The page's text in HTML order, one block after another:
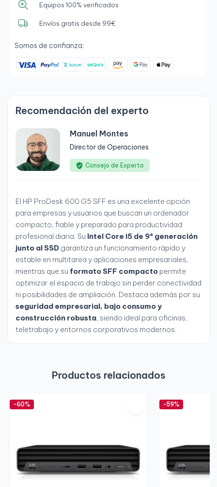
Equipos 100% verificados
Envíos gratis desde 99€
Somos de confianza:
Recomendación del experto
Manuel Montes
Director de Operaciones
Consejo de Experto
El HP ProDesk 600 G5 SFF es una excelente opción
para empresas y usuarios que buscan un ordenador
compacto, fiable y preparado para productividad
profesional diaria. Su Intel Core i5 de 9ª generación
junto al SSD garantiza un funcionamiento rápido y
estable en multitarea y aplicaciones empresariales,
mientras que su formato SFF compacto permite
optimizar el espacio de trabajo sin perder conectividad
ni posibilidades de ampliación. Destaca además por su
seguridad empresarial, bajo consumo y
construcción robusta, siendo ideal para oficinas,
teletrabajo y entornos corporativos modernos.
Productos relacionados
-60% -59%